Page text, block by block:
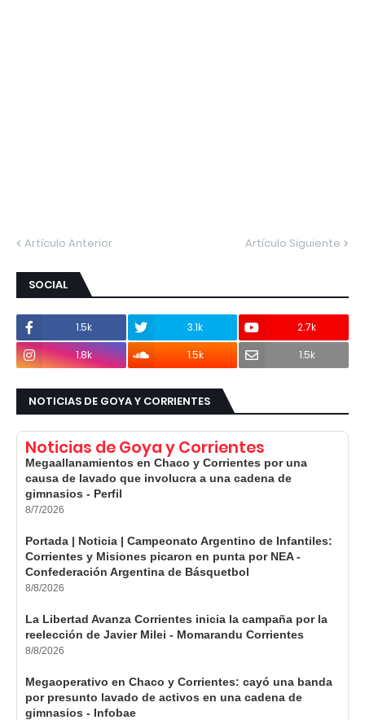
Artículo Anterior Artículo Siguiente
SOCIAL
1.5k 3.1k
2.7k
1.8k
1.5k 1.5k
NOTICIAS DE GOYA Y CORRIENTES
Noticias de Goya y Corrientes
Megaallanamientos en Chaco y Corrientes por una
causa de lavado que involucra a una cadena de
gimnasios - Perfil
8/7/2026
Portada | Noticia | Campeonato Argentino de Infantiles:
Corrientes y Misiones picaron en punta por NEA -
Confederación Argentina de Básquetbol
8/8/2026
La Libertad Avanza Corrientes inicia la campaña por la
reelección de Javier Milei - Momarandu Corrientes
8/8/2026
Megaoperativo en Chaco y Corrientes: cayó una banda
por presunto lavado de activos en una cadena de
gimnasios - Infobae